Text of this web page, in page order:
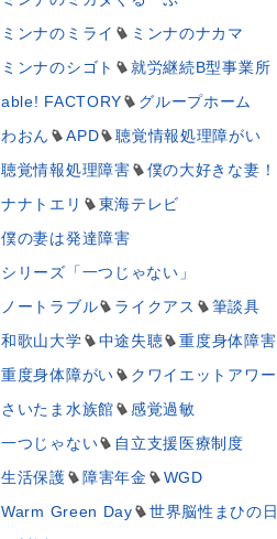
ミンナのミライ
ミンナのナカマ
ミンナのシゴト
就労継続B型事業所
able! FACTORY
グループホーム
わおん
APD
聴覚情報処理障がい
聴覚情報処理障害
僕の大好きな妻！
ナナトエリ
東海テレビ
僕の妻は発達障害
シリーズ「一つじゃない」
ノートラブル
ライクアス
筆談具
和歌山大学
中途失聴
重度身体障害
重度身体障がい
クワイエットアワー
さいたま水族館
感覚過敏
一つじゃない
自立支援医療制度
生活保護
障害年金
WGD
Warm Green Day
世界脳性まひの日